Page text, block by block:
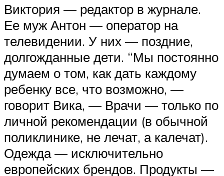
Виктория — редактор в журнале.
Ее муж Антон — оператор на
телевидении. У них — поздние,
долгожданные дети. “Мы постоянно
думаем о том, как дать каждому
ребенку все, что возможно, —
говорит Вика, — Врачи — только по
личной рекомендации (в обычной
поликлинике, не лечат, а калечат).
Одежда — исключительно
европейских брендов. Продукты —